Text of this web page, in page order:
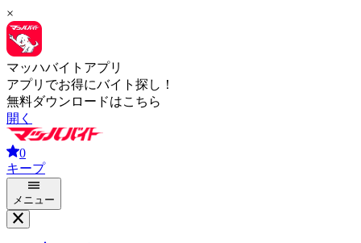
×
マッハバイトアプリ
アプリでお得にバイト探し！
無料ダウンロードはこちら
開く
0
キープ
メニュー